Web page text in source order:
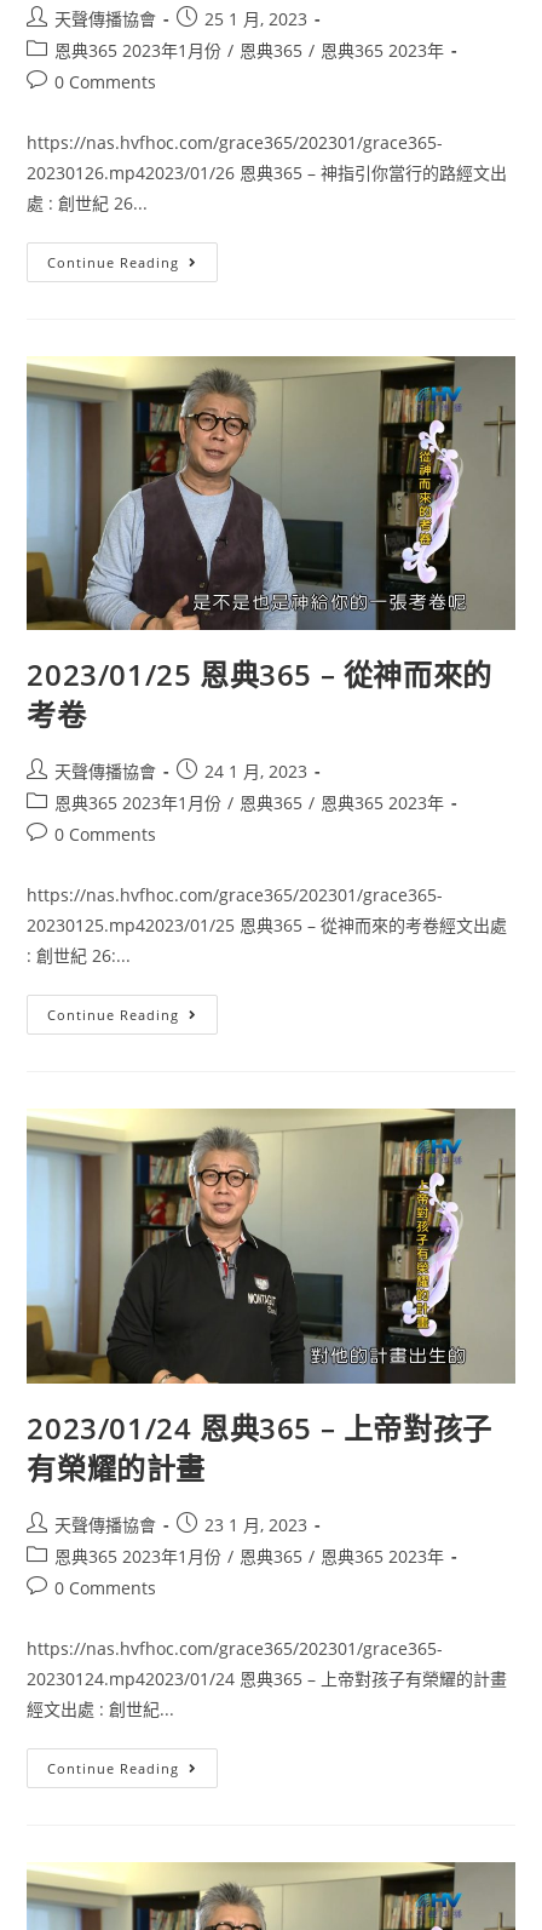
天聲傳播協會
25 1 月, 2023
恩典365 2023年1月份 / 恩典365 / 恩典365 2023年
0 Comments
https://nas.hvfhoc.com/grace365/202301/grace365-
20230126.mp42023/01/26 恩典365 – 神指引你當行的路經文出
處 : 創世紀 26...
Continue Reading
2023/01/25 恩典365 – 從神而來的
考卷
天聲傳播協會
24 1 月, 2023
恩典365 2023年1月份 / 恩典365 / 恩典365 2023年
0 Comments
https://nas.hvfhoc.com/grace365/202301/grace365-
20230125.mp42023/01/25 恩典365 – 從神而來的考卷經文出處
: 創世紀 26:...
Continue Reading
2023/01/24 恩典365 – 上帝對孩子
有榮耀的計畫
天聲傳播協會
23 1 月, 2023
恩典365 2023年1月份 / 恩典365 / 恩典365 2023年
0 Comments
https://nas.hvfhoc.com/grace365/202301/grace365-
20230124.mp42023/01/24 恩典365 – 上帝對孩子有榮耀的計畫
經文出處 : 創世紀...
Continue Reading